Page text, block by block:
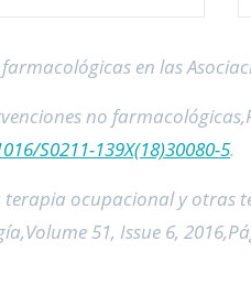
farmacológicas en las
no
S0211-139X(18)30080-5.
terapia ocupacional y otras
51, Issue 6,